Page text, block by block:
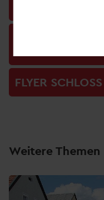
FLYER
Weitere Themen